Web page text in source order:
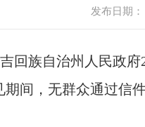
发布日期
吉回族自治州人民政
期间，无群众通过信